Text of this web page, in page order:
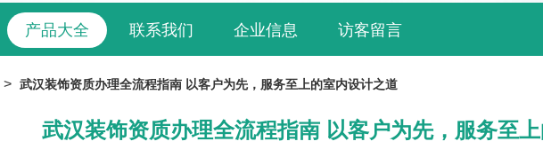
产品大全 联系我们 企业信息 访客留言
> 武汉装饰资质办理全流程指南 以客户为先，服务至上的室内设计之道
武汉装饰资质办理全流程指南 以客户为先，服务至